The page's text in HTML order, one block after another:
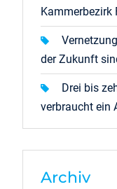
Kammerbezirk
der Zukunft
Drei bis
verbraucht ein
Archiv